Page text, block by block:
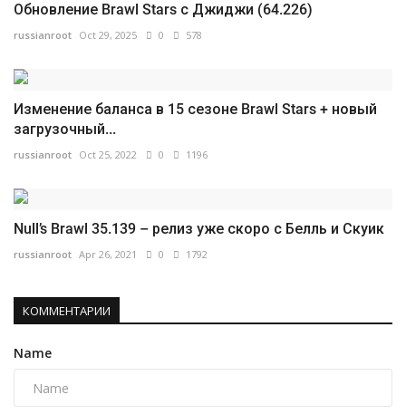
Обновление Brawl Stars с Джиджи (64.226)
russianroot Oct 29, 2025 0 578
Изменение баланса в 15 сезоне Brawl Stars + новый
загрузочный...
russianroot Oct 25, 2022 0 1196
Null’s Brawl 35.139 – релиз уже скоро с Белль и Скуик
russianroot Apr 26, 2021 0 1792
КОММЕНТАРИИ
Name